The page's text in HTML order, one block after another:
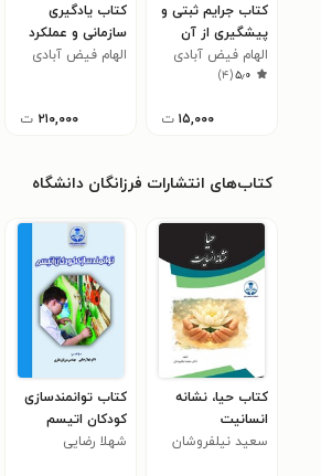
کتاب جرایم ثبتی و
پیشگیری از آن
الهام فیض آبادی
۵٫۰(۴)
۱۵,۰۰۰ ت
کتاب یادگیری
سازمانی و عملکرد
فردی با تکیه بر کار
الهام فیض آبادی
۲۱۰,۰۰۰ ت
کتاب‌های انتشارات فرزانگان دانشگاه
کتاب حیا، نشانه
انسانیت
سعید نیلفروشان
کتاب توانمندسازی
کودکان اتیسم
شهلا رضایی